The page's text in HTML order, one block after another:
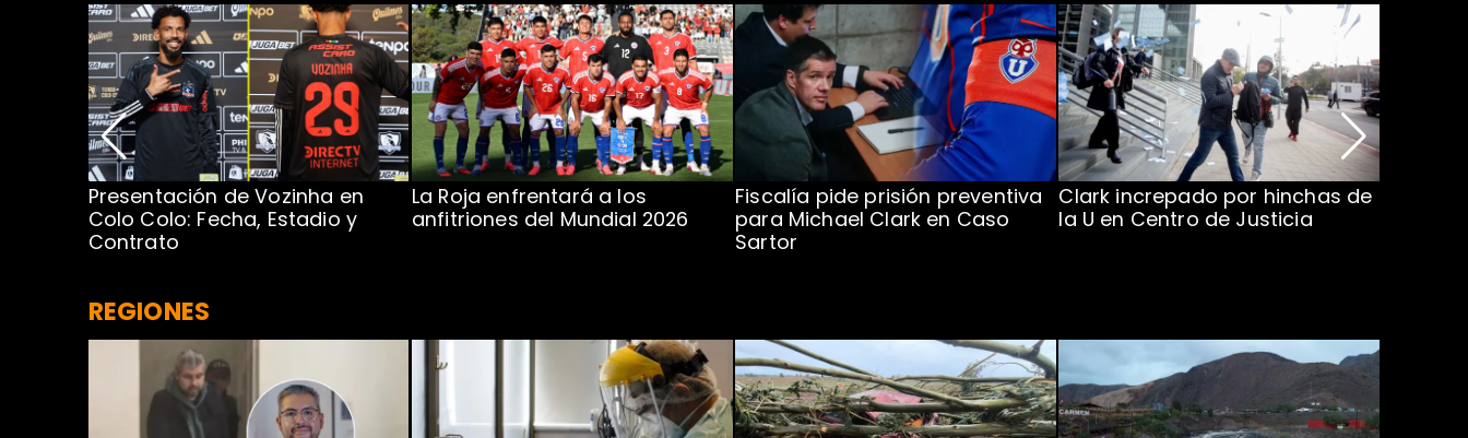
Presentación de Vozinha en
Colo Colo: Fecha, Estadio y
Contrato
La Roja enfrentará a los
anfitriones del Mundial 2026
Fiscalía pide prisión preventiva
para Michael Clark en Caso
Sartor
Clark increpado por hinchas de
la U en Centro de Justicia
REGIONES